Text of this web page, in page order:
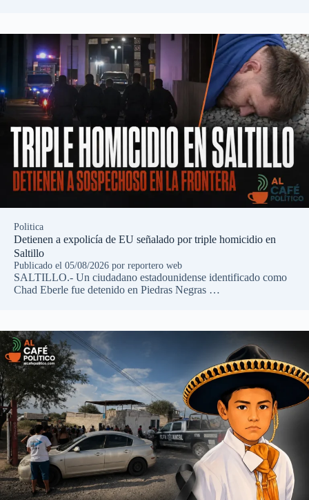
Politica
Detienen a expolicía de EU señalado por triple homicidio en
Saltillo
Publicado el 05/08/2026 por reportero web
SALTILLO.- Un ciudadano estadounidense identificado como
Chad Eberle fue detenido en Piedras Negras …